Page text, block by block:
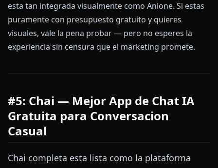
esta tan integrada visualmente como Anione. Si estas
puramente con presupuesto gratuito y quieres
visuales, vale la pena probar — pero no esperes la
experiencia sin censura que el marketing promete.
#5: Chai — Mejor App de Chat IA
Gratuita para Conversacion
Casual
Chai completa esta lista como la plataforma